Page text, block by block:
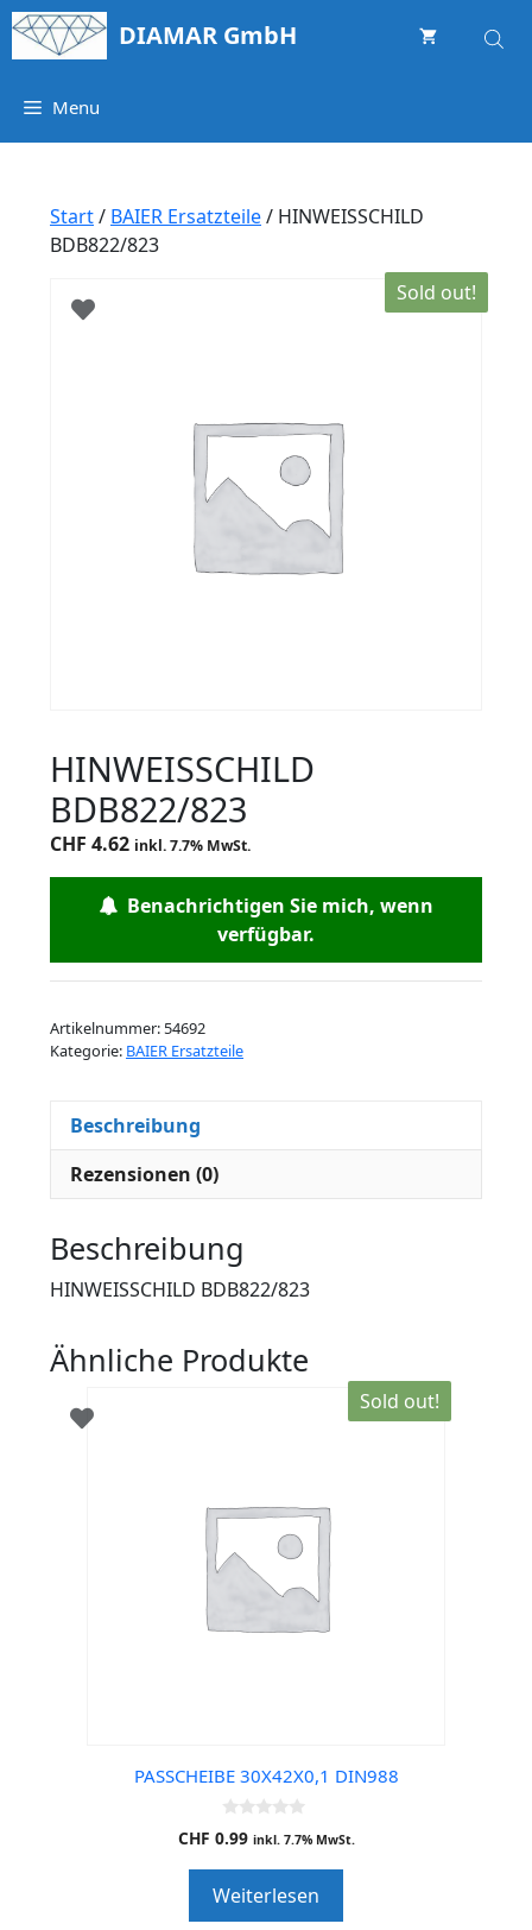
Springe
zum
DIAMAR GmbH
Menu
Start/ BAIER Ersatzteile/ HINWEISSCHILD
BDB822/823
Sold out!
HINWEISSCHILD
BDB822/823
CHF 4.62 inkl. 7.7% MwSt.
Benachrichtigen Sie mich, wenn
verfügbar.
Artikelnummer: 54692
Kategorie: BAIER Ersatzteile
Beschreibung
Rezensionen (0)
Beschreibung
HINWEISSCHILD BDB822/823
Ähnliche Produkte
Sold out!
PASSCHEIBE 30X42X0,1 DIN988
0
o
o
f
5
CHF 0.99 inkl. 7.7% MwSt.
Weiterlesen